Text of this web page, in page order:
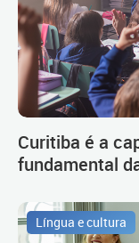
Curitiba é a
fundamental
Língua e cultura